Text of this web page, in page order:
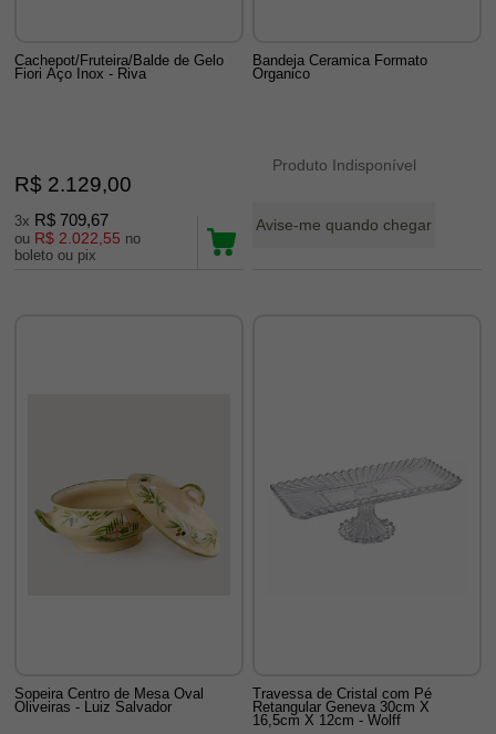
Cachepot/Fruteira/Balde de Gelo
Fiori Aço Inox - Riva
R$ 2.129,00
3x R$ 709,67
ou R$ 2.022,55 no
boleto ou pix
Bandeja Ceramica Formato
Organico
Produto Indisponível
Avise-me quando chegar
Sopeira Centro de Mesa Oval
Oliveiras - Luiz Salvador
Travessa de Cristal com Pé
Retangular Geneva 30cm X
16,5cm X 12cm - Wolff